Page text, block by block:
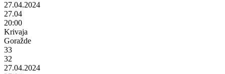
27.04.2024
27.04
20:00
Krivaja
Goražde
33
32
27.04.2024